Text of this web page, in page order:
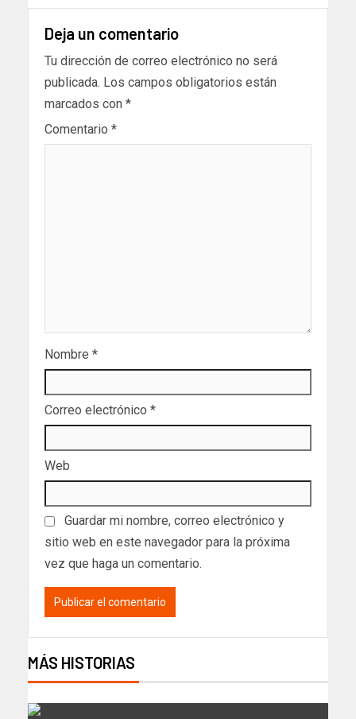
Deja un comentario
Tu dirección de correo electrónico no será
publicada. Los campos obligatorios están
marcados con *
Comentario *
Nombre *
Correo electrónico *
Web
Guardar mi nombre, correo electrónico y
sitio web en este navegador para la próxima
vez que haga un comentario.
MÁS HISTORIAS